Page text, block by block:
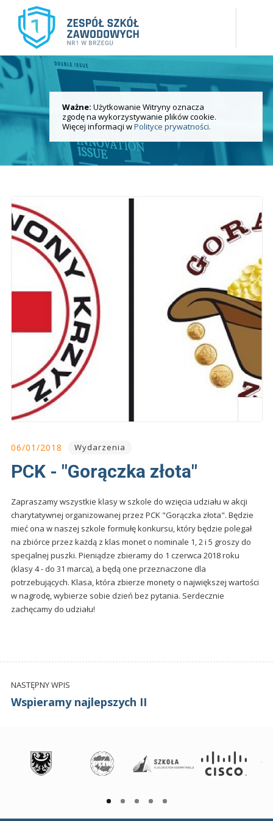
Ważne: Użytkowanie Witryny oznacza
zgodę na wykorzystywanie plików cookie.
Więcej informacji wPolityce prywatności.
Aktualności
i wydarzenia
06/01/2018 Wydarzenia
PCK - "Gorączka złota"
Zapraszamy wszystkie klasy w szkole do wzięcia udziału w akcji
charytatywnej organizowanej przez PCK "Gorączka złota". Będzie
mieć ona w naszej szkole formułę konkursu, który będzie polegał
na zbiórce przez każdą z klas monet o nominale 1, 2 i 5 groszy do
specjalnej puszki. Pieniądze zbieramy do 1 czerwca 2018 roku
(klasy 4 - do 31 marca), a będą one przeznaczone dla
potrzebujących. Klasa, która zbierze monety o największej wartości
w nagrodę, wybierze sobie dzień bez pytania. Serdecznie
zachęcamy do udziału!
NASTĘPNY WPIS
Wspieramy najlepszych II